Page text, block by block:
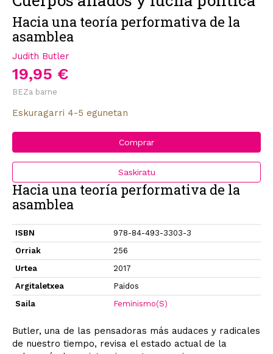
Hacia una teoría performativa de la
asamblea
Judith Butler
19,95 €
BEZa barne
Eskuragarri 4-5 egunetan
Comprar
Saskiratu
Hacia una teoría performativa de la
asamblea
ISBN
978-84-493-3303-3
Orriak
256
Urtea
2017
Argitaletxea
Paidos
Saila
Feminismo(S)
Butler, una de las pensadoras más audaces y radicales
de nuestro tiempo, revisa el estado actual de la